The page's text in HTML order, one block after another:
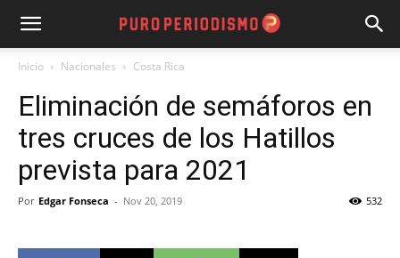
Inicio Nacionales Costa Rica
Eliminación de semáforos en
tres cruces de los Hatillos
prevista para 2021
Por Edgar Fonseca - Nov 20, 2019 532